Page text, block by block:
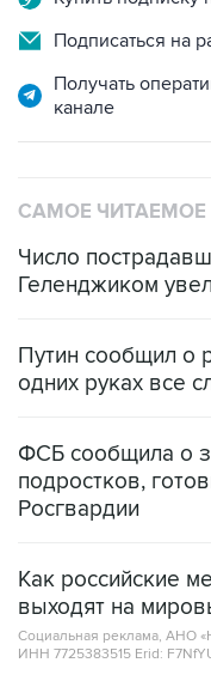
Подписаться на
Получать
канале
САМОЕ ЧИТАЕМОЕ
Число
Геленджиком
Путин сообщил о
одних руках все
ФСБ сообщила о
подростков,
Росгвардии
Как российские
выходят на
Социальная реклама, АНО
ИНН 7725383515 Erid: